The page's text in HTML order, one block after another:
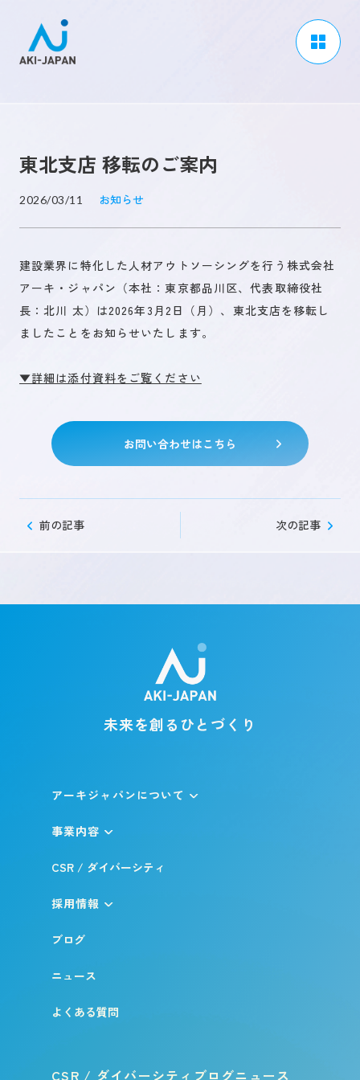
未来を創るひとづくり
CSR / ダイバーシティ
採用情報
ブログ
ニュース
よくある質問
東北支店 移転のご案内
2026/03/11 お知らせ
建設業界に特化した人材アウトソーシングを行う株式会社
アーキ・ジャパン（本社：東京都品川区、代表取締役社
長：北川 太）は2026年3月2日（月）、東北支店を移転し
ましたことをお知らせいたします。
▼詳細は添付資料をご覧ください
お問い合わせはこちら
前の記事 次の記事
未来を創るひとづくり
アーキジャパンについて
事業内容
CSR / ダイバーシティ
採用情報
ブログ
ニュース
よくある質問
CSR / ダイバーシティ ブログニュース